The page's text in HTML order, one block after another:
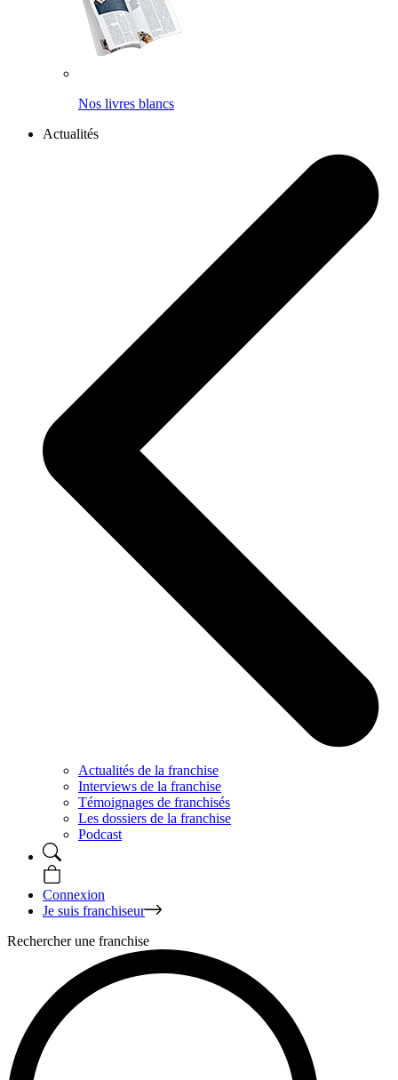
Nos livres blancs
Actualités
Actualités de la franchise
Interviews de la franchise
Témoignages de franchisés
Les dossiers de la franchise
Podcast
Connexion
Je suis franchiseur
Rechercher une franchise